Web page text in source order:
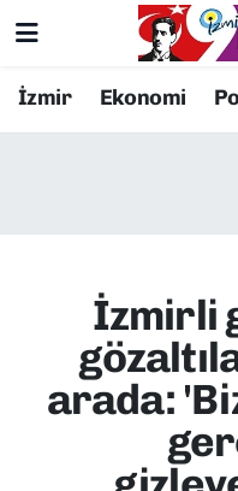
İzmir Ekonomi
İzmirli
arada:
Resmi İlanlar
EKONOMİ
KÜLTÜR SANAT
MAGAZİN
Konak Nöbetçi
Süper Lig Puan
Tüm Manşetler
Son Dakika
Haber Arşivi